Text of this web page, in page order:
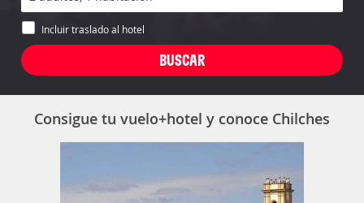
Incluir traslado al hotel
Consigue tu vuelo+hotel y conoce Chilches